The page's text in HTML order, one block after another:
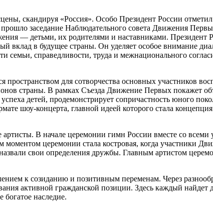
скандируя «Россия». Особо Президент России
заседание Наблюдательного совета Движения
— детьми, их родителями и наставниками. Президент
в будущее страны. Он уделяет особое внимание
справедливости, труда и межнационального
для сотворчества основных участников
страны. В рамках Съезда Движение Первых покажет
детей, продемонстрирует сопричастность юного
шоу-концерта, главной идеей которого стала
В начале церемонии гимн России вместе со
церемонии стала костровая, когда участники
свои определения дружбы. Главным артистом
к созиданию и позитивным переменам. Через
активной гражданской позиции. Здесь каждый
наследие.